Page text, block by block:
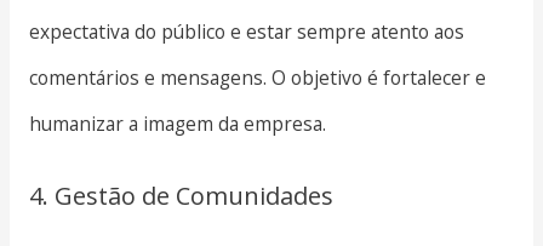
expectativa do público e estar sempre atento aos
comentários e mensagens. O objetivo é fortalecer e
humanizar a imagem da empresa.
4. Gestão de Comunidades